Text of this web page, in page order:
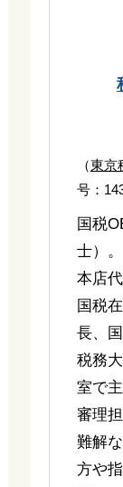
（東京
号：
国税
士）
本店代
国税
長、
税務
室で
審理
難解
方や